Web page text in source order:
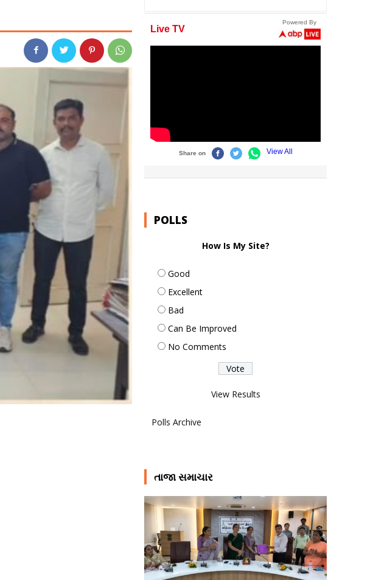
POLLS
How Is My Site?
Good
Excellent
Bad
Can Be Improved
No Comments
View Results
Polls Archive
તાજા સમાચાર